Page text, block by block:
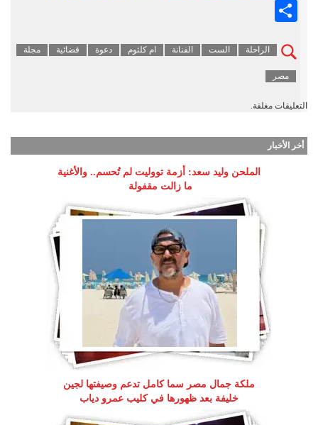
الراحلة الست الفنانة ام كلثوم دعوة قضائية مجلة
مصر
التعليقات مغلقة.
أخر الأخبار
الملحن وليد سعد: أزمة تووليت لم تُحسم.. والأغنية
ما زالت مقفولة
ملكة جمال مصر سما كامل تدعم وصيفتها لجين
خليفة بعد ظهورها في كليب عمرو دياب